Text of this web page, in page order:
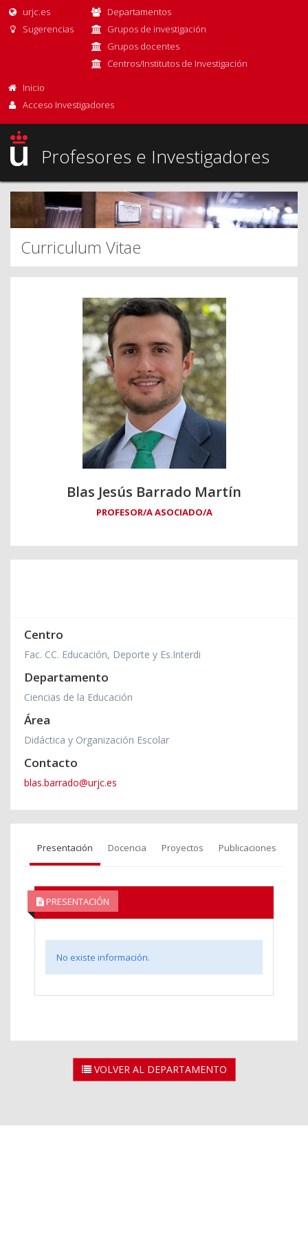
urjc.es
Sugerencias
Departamentos
Grupos de investigación
Grupos docentes
Centros/Institutos de Investigación
Inicio
Acceso Investigadores
Profesores e Investigadores
Curriculum Vitae
Blas Jesús Barrado Martín
PROFESOR/A ASOCIADO/A
Centro
Fac. CC. Educación, Deporte y Es.Interdi
Departamento
Ciencias de la Educación
Área
Didáctica y Organización Escolar
Contacto
blas.barrado@urjc.es
Presentación Docencia Proyectos Publicaciones
PRESENTACIÓN
No existe información.
VOLVER AL DEPARTAMENTO